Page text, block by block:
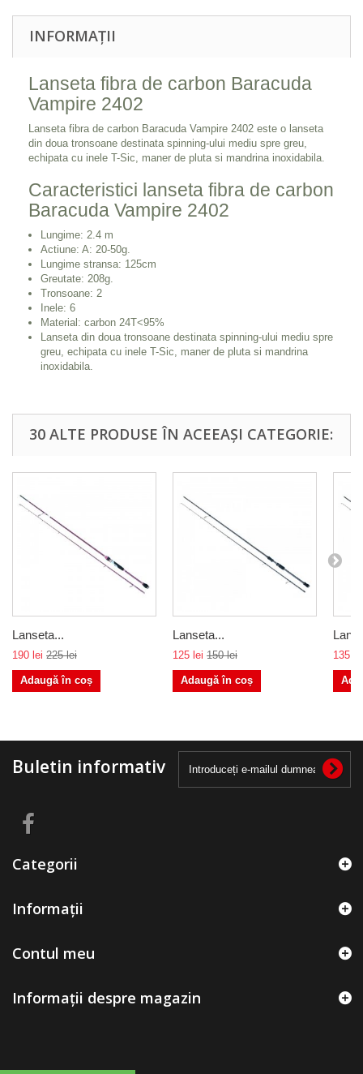
INFORMAȚII
Lanseta fibra de carbon Baracuda
Vampire 2402
Lanseta fibra de carbon Baracuda Vampire 2402 este o lanseta
din doua tronsoane destinata spinning-ului mediu spre greu,
echipata cu inele T-Sic, maner de pluta si mandrina inoxidabila.
Caracteristici lanseta fibra de carbon
Baracuda Vampire 2402
Lungime: 2.4 m
Actiune: A: 20-50g.
Lungime stransa: 125cm
Greutate: 208g.
Tronsoane: 2
Inele: 6
Material: carbon 24T<95%
Lanseta din doua tronsoane destinata spinning-ului mediu spre
greu, echipata cu inele T-Sic, maner de pluta si mandrina
inoxidabila.
30 ALTE PRODUSE ÎN ACEEAȘI CATEGORIE:
Lanseta...
190 lei 225 lei
Adaugă în coș
Lanseta...
125 lei 150 lei
Adaugă în coș
135 lei
Buletin informativ
Categorii
Informații
Contul meu
Informații despre magazin